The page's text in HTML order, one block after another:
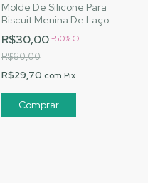
Molde De Silicone Para
Biscuit Menina De Laço -
MJ Artesanatos |Cód. 3144
R$30,00-50%OFF
R$60,00
R$29,70 com Pix